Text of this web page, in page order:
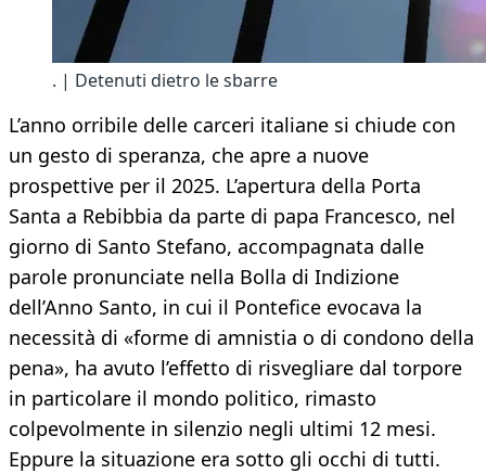
. | Detenuti dietro le sbarre
L’anno orribile delle carceri italiane si chiude con
un gesto di speranza, che apre a nuove
prospettive per il 2025. L’apertura della Porta
Santa a Rebibbia da parte di papa Francesco, nel
giorno di Santo Stefano, accompagnata dalle
parole pronunciate nella Bolla di Indizione
dell’Anno Santo, in cui il Pontefice evocava la
necessità di «forme di amnistia o di condono della
pena», ha avuto l’effetto di risvegliare dal torpore
in particolare il mondo politico, rimasto
colpevolmente in silenzio negli ultimi 12 mesi.
Eppure la situazione era sotto gli occhi di tutti.